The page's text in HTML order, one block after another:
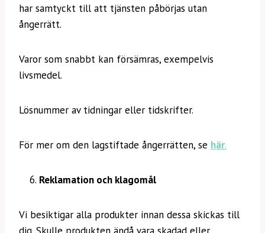
har samtyckt till att tjänsten påbörjas utan
ångerrätt.
Varor som snabbt kan försämras, exempelvis
livsmedel.
Lösnummer av tidningar eller tidskrifter.
För mer om den lagstiftade ångerrätten, se här.
Reklamation och klagomål
Vi besiktigar alla produkter innan dessa skickas till